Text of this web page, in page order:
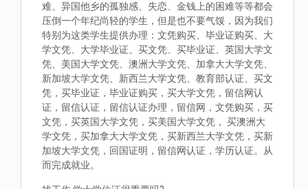
难、异国他乡的孤独感、失恋、金钱上的困难等等都会
压倒一个年纪尚轻的学生，但是也不要气馁，因为我们
特别为这类学生提供办理：文凭购买、毕业证购买、大
学文凭、大学毕业证、买文凭、买毕业证、英国大学文
凭、美国大学文凭、澳洲大学文凭、加拿大大学文凭、
新加坡大学文凭、新西兰大学文凭、教育部认证、买文
凭，买毕业证，毕业证购买，买大学文凭，留信网认
证，留信认证，留信认证办理，留信网，文凭购买，买
文凭，买英国大学文凭，买美国大学文凭， 买澳洲大
学文凭，买加拿大大学文凭，买新西兰大学文凭，买新
加坡大学文凭，回国证明，留信网认证，学历认证。从
而完成就业。